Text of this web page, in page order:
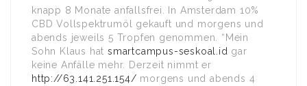
knapp 8 Monate anfallsfrei. In Amsterdam 10%
CBD Vollspektrumöl gekauft und morgens und
abends jeweils 5 Tropfen genommen. “Mein
Sohn Klaus hatsmartcampus-seskoal.id gar
keine Anfälle mehr. Derzeit nimmt er
http://63.141.251.154/ morgens und abends 4